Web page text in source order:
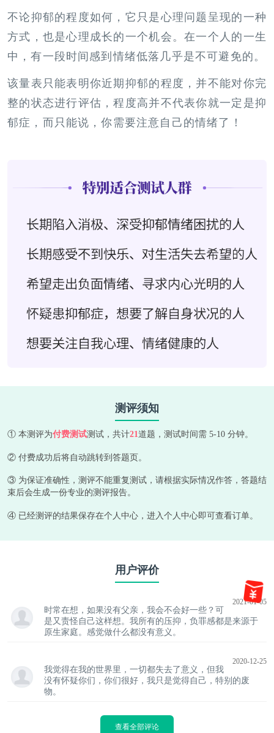
不论抑郁的程度如何，它只是心理问题呈现的一种
方式，也是心理成长的一个机会。在一个人的一生
中，有一段时间感到情绪低落几乎是不可避免的。
该量表只能表明你近期抑郁的程度，并不能对你完
整的状态进行评估，程度高并不代表你就一定是抑
郁症，而只能说，你需要注意自己的情绪了！
测评须知
① 本测评为付费测试测试，共计21道题，测试时间需 5-10 分钟。
② 付费成功后将自动跳转到答题页。
③ 为保证准确性，测评不能重复测试，请根据实际情况作答，答题结
束后会生成一份专业的测评报告。
④ 已经测评的结果保存在个人中心，进入个人中心即可查看订单。
用户评价
2021-01-05
时常在想，如果没有父亲，我会不会好一些？可
是又责怪自己这样想。我所有的压抑，负罪感都是来源于
原生家庭。感觉做什么都没有意义。
2020-12-25
我觉得在我的世界里，一切都失去了意义，但我
没有怀疑你们，你们很好，我只是觉得自己，特别的废
物。
查看全部评论